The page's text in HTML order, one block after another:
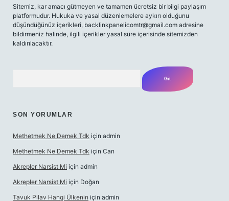
Sitemiz, kar amacı gütmeyen ve tamamen ücretsiz bir bilgi paylaşım
platformudur. Hukuka ve yasal düzenlemelere aykırı olduğunu
düşündüğünüz içerikleri, backlinkpanelicomtr@gmail.com adresine
bildirmeniz halinde, ilgili içerikler yasal süre içerisinde sitemizden
kaldırılacaktır.
SON YORUMLAR
Methetmek Ne Demek Tdk için admin
Methetmek Ne Demek Tdk için Can
Akrepler Narsist Mi için admin
Akrepler Narsist Mi için Doğan
Tavuk Pilav Hangi Ülkenin için admin